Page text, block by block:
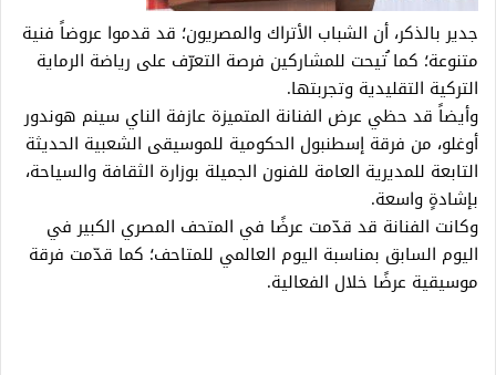
جدير بالذكر، أن الشباب الأتراك والمصريون؛ قد قدموا عروضاً فنية
متنوعة؛ كما ُتيحت للمشاركين فرصة التعرّف على رياضة الرماية
التركية التقليدية وتجربتها.
وأيضاً قد حظي عرض الفنانة المتميزة عازفة الناي سينم هوندور
أوغلو، من فرقة إسطنبول الحكومية للموسيقى الشعبية الحديثة
التابعة للمديرية العامة للفنون الجميلة بوزارة الثقافة والسياحة،
بإشادةٍ واسعة.
وكانت الفنانة قد قدّمت عرضًا في المتحف المصري الكبير في
اليوم السابق بمناسبة اليوم العالمي للمتاحف؛ كما قدّمت فرقة
موسيقية عرضًا خلال الفعالية.